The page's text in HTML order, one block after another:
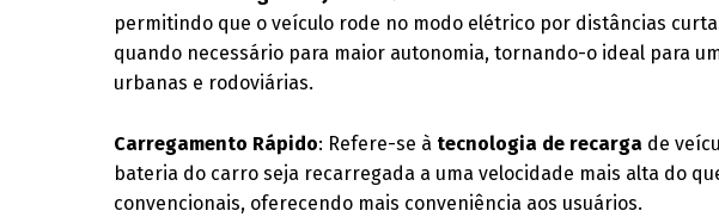
permitindo que o veículo rode no modo elétrico por distâncias
quando necessário para maior autonomia, tornando-o ideal para
urbanas e rodoviárias.
Carregamento Rápido: Refere-se à tecnologia de recarga de
bateria do carro seja recarregada a uma velocidade mais alta do
convencionais, oferecendo mais conveniência aos usuários.